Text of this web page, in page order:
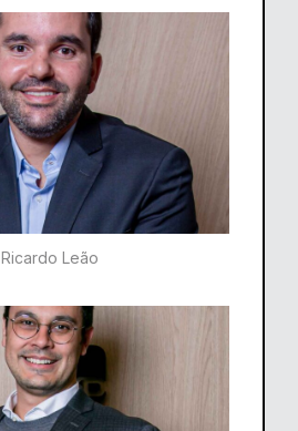
Ricardo Leão​